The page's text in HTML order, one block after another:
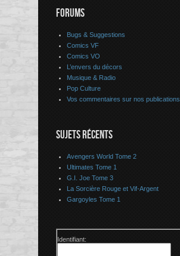
FORUMS
Bugs & Suggestions
Comics VF
Comics VO
L’envers du décors
Musique & Radio
Pop Culture
Vos commentaires sur nos publications
SUJETS RÉCENTS
Avengers World Tome 2
Ultimates Tome 1
G.I. Joe Tome 3
La Sorcière Rouge et Vif-Argent
Gargoyles Tome 1
Identifiant: